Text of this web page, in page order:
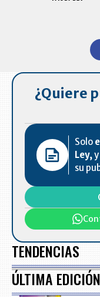
¿Quiere
Solo
Ley,
su
TENDENCIAS
ÚLTIMA